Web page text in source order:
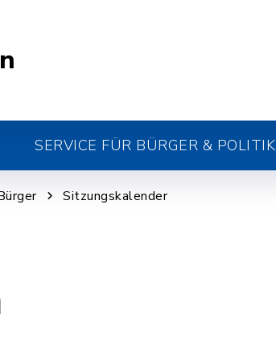
SERVICE FÜR BÜRGER & POLITIK
Sitzungskalender